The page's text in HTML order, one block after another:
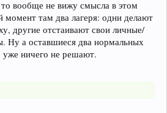
вообще не вижу смысла в этом
момент там два лагеря: одни делают
другие отстаивают свои личные/
Ну а оставшиеся два нормальных
уже ничего не решают.